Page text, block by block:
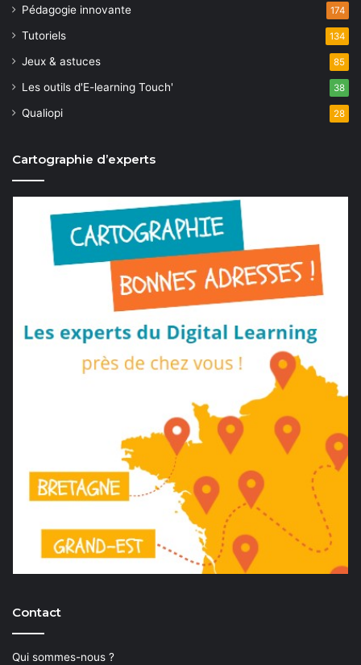
Pédagogie innovante 174
Tutoriels 134
Jeux & astuces 85
Les outils d'E-learning Touch' 38
Qualiopi 28
Cartographie d’experts
Contact
Qui sommes-nous ?